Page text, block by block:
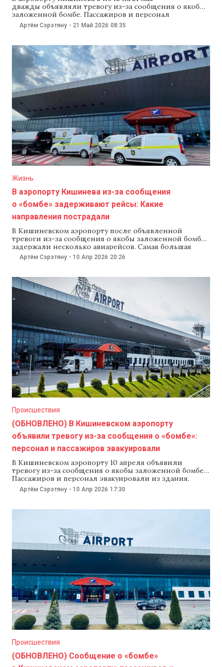
дважды объявляли тревогу из-за сообщения о якобы
заложенной бомбе. Пассажиров и персонал
эвакуировали из здания. Как сообщили в
Пограничной полиции, специалисты не обнаружили
возобновил работу. По данным Пограничной
полиции, первое сообщение о минировании
поступило в 00:31, второе — в 04:33. «Пограничные
Артём Сэрэтяну - 21 Май 2026 08:35
Жизнь
В аэропорту Кишинева из-за сообщения
о «бомбе» задерживают рейсы: Какие
направления пострадали
В Кишиневском аэропорту после объявленной
тревоги из-за сообщения о якобы заложенной бомбе
задержали несколько авиарейсов. Самая большая
задержка — у рейса из Милана: вместо 18:50 самолет
прибудет только в 21:35 — почти на три часа позже.
из Бухареста прибудет в 21:10 вместо 20:40, а
Артём Сэрэтяну - 10 Апр 2026 20:26
Происшествия
(ОБНОВЛЕНО) В Кишиневском аэропорту
объявили тревогу из-за сообщения о «бомбе»:
персонал и пассажиров эвакуировали
В Кишиневском аэропорту 10 апреля объявили
тревогу из-за сообщения о якобы заложенной бомбе.
Пассажиров и персонал эвакуировали из здания.
Пограничная полиция сообщила, что процедуру
регистрации пассажиров временно приостановили, а
проводят проверку. «Просим отнестись с пониманием
дополнительной информацией позже», — сообщили
в погранполиции. В пресс-службе аэропорта
Артём Сэрэтяну - 10 Апр 2026 17:30
Происшествия
(ОБНОВЛЕНО) Сообщение о «бомбе»